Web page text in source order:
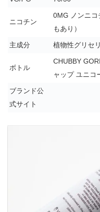
ニコチン
0MG ノンニコ
もあり）
主成分 植物性グリセ
ボトル
CHUBBY
ャップ ユニコ
ブランド公
式サイト